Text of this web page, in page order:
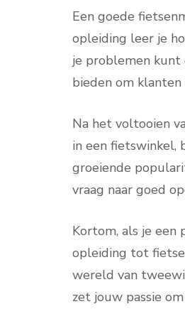
Een goede
opleiding leer je
je problemen kunt
bieden om
Na het voltooien
in een fietswinkel,
groeiende
vraag naar goed
Kortom, als je een
opleiding tot
wereld van
zet jouw passie